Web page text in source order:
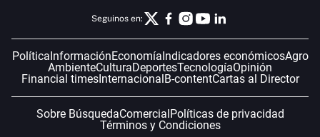
Seguinos en:
Política InformaciónEconomía Indicadores económicosAgro
AmbienteCulturaDeportesTecnologíaOpinión
Financial timesInternacional B-contentCartas al Director
Sobre BúsquedaComercial Políticas de privacidad
Términos y Condiciones